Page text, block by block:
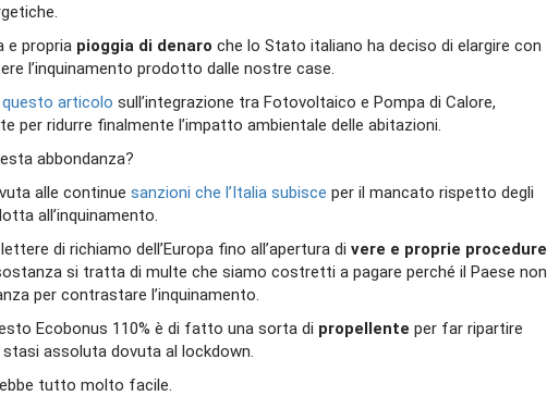
e propria pioggia di denaro che lo Stato italiano ha deciso di elargire con
l’inquinamento prodotto dalle nostre case.
questo articolo sull’integrazione tra Fotovoltaico e Pompa di Calore,
per ridurre finalmente l’impatto ambientale delle abitazioni.
abbondanza?
alle continue sanzioni che l’Italia subisce per il mancato rispetto degli
all’inquinamento.
di richiamo dell’Europa fino all’apertura di vere e proprie procedure
si tratta di multe che siamo costretti a pagare perché il Paese non
per contrastare l’inquinamento.
Ecobonus 110% è di fatto una sorta di propellente per far ripartire
stasi assoluta dovuta al lockdown.
tutto molto facile.